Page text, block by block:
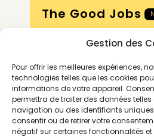
Gestion des
Pour offrir les meilleures expériences,
technologies telles que les cookies
informations de votre appareil.
permettra de traiter des données
navigation ou des identifiants uniques
consentir ou de retirer votre
négatif sur certaines fonctionnalités
The Good Jobs
Compte
Calendrier
Contactez-nous